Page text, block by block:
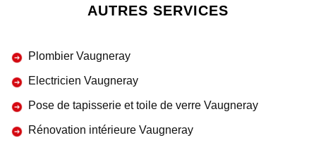
AUTRES SERVICES
Plombier Vaugneray
Electricien Vaugneray
Pose de tapisserie et toile de verre Vaugneray
Rénovation intérieure Vaugneray